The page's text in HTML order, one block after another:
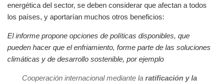
energética del sector, se deben considerar que afectan a todos
los países, y aportarían muchos otros beneficios:
El informe propone opciones de políticas disponibles, que
pueden hacer que el enfriamiento, forme parte de las soluciones
climáticas y de desarrollo sostenible, por ejemplo
Cooperación internacional mediante la ratificación y la